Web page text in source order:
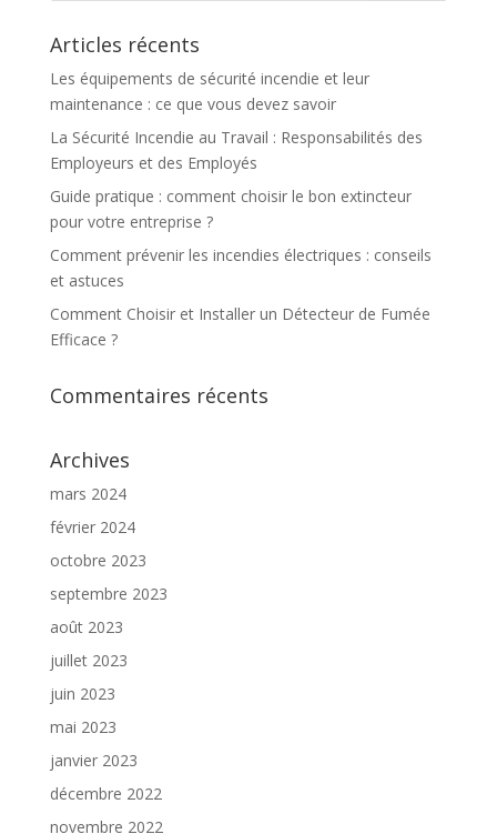
Articles récents
Les équipements de sécurité incendie et leur
maintenance : ce que vous devez savoir
La Sécurité Incendie au Travail : Responsabilités des
Employeurs et des Employés
Guide pratique : comment choisir le bon extincteur
pour votre entreprise ?
Comment prévenir les incendies électriques : conseils
et astuces
Comment Choisir et Installer un Détecteur de Fumée
Efficace ?
Commentaires récents
Archives
mars 2024
février 2024
octobre 2023
septembre 2023
août 2023
juillet 2023
juin 2023
mai 2023
janvier 2023
décembre 2022
novembre 2022